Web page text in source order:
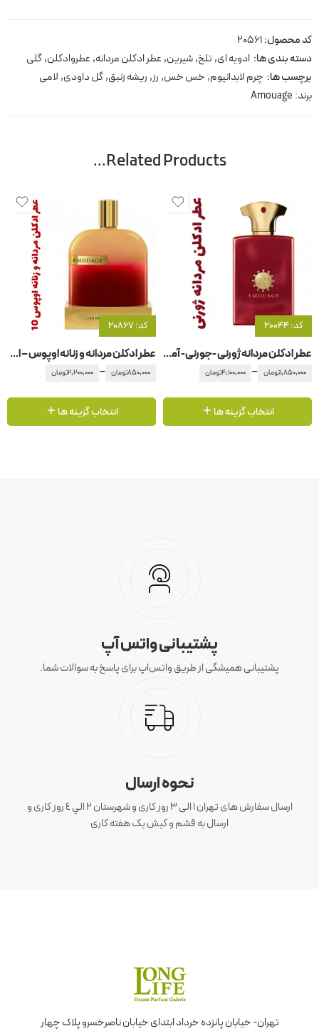
کد محصول:20561
دسته بندی ها: ادویه ای, تلخ,شیرین, عطر ادکلن مردانه, عطروادکلن,گلی
برچسب ها: چرم لابدانیوم, خس خس, رز, ریشه زنبق,گل داودی, لامی
برند: Amouage
Related Products…
کد: 20044
عطر ادکلن مردانه ژورنی -جورنی- آمواج – آمواژ
1,850,000تومان –
4,100,000تومان
انتخاب گزینه ها
کد: 20867
عطر ادکلن مردانه و زنانه اوپوس – اپوس ۱0 آمواج – آمواژ
850,000تومان –
2,200,000تومان
انتخاب گزینه ها
پشتیبانی واتس آپ
پشتیبانی همیشگی از طریق واتس‌اپ برای پاسخ به سوالات شما.
نحوه ارسال
ارسال سفارش های تهران 1 الی 3 روز کاری و شهرستان ٢ الي ٤ روز کاری و
ارسال به قشم و کیش یک هفته کاری
تهران- خیابان پانزده خرداد ابتدای خیابان ناصرخسرو پلاک چهار